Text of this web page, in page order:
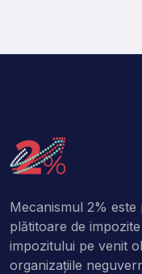
Mecanismul 2%
plătitoare de
impozitului pe venit
organizaţiile